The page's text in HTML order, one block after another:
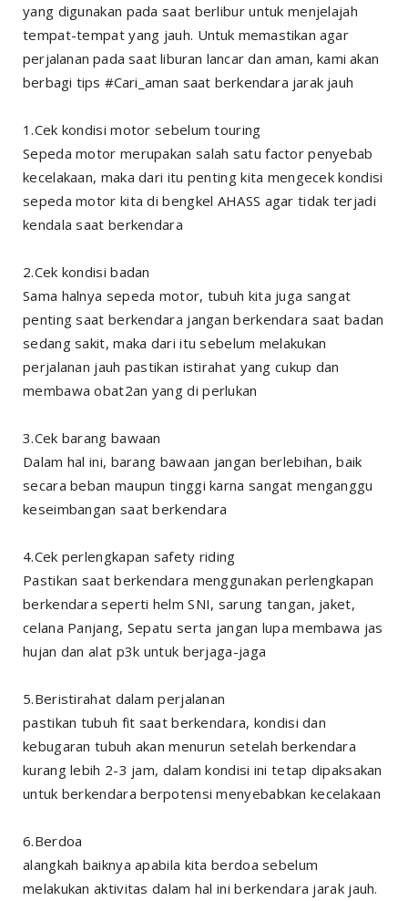
yang digunakan pada saat berlibur untuk menjelajah
tempat-tempat yang jauh. Untuk memastikan agar
perjalanan pada saat liburan lancar dan aman, kami akan
berbagi tips #Cari_aman saat berkendara jarak jauh
1.Cek kondisi motor sebelum touring
Sepeda motor merupakan salah satu factor penyebab
kecelakaan, maka dari itu penting kita mengecek kondisi
sepeda motor kita di bengkel AHASS agar tidak terjadi
kendala saat berkendara
2.Cek kondisi badan
Sama halnya sepeda motor, tubuh kita juga sangat
penting saat berkendara jangan berkendara saat badan
sedang sakit, maka dari itu sebelum melakukan
perjalanan jauh pastikan istirahat yang cukup dan
membawa obat2an yang di perlukan
3.Cek barang bawaan
Dalam hal ini, barang bawaan jangan berlebihan, baik
secara beban maupun tinggi karna sangat menganggu
keseimbangan saat berkendara
4.Cek perlengkapan safety riding
Pastikan saat berkendara menggunakan perlengkapan
berkendara seperti helm SNI, sarung tangan, jaket,
celana Panjang, Sepatu serta jangan lupa membawa jas
hujan dan alat p3k untuk berjaga-jaga
5.Beristirahat dalam perjalanan
pastikan tubuh fit saat berkendara, kondisi dan
kebugaran tubuh akan menurun setelah berkendara
kurang lebih 2-3 jam, dalam kondisi ini tetap dipaksakan
untuk berkendara berpotensi menyebabkan kecelakaan
6.Berdoa
alangkah baiknya apabila kita berdoa sebelum
melakukan aktivitas dalam hal ini berkendara jarak jauh.